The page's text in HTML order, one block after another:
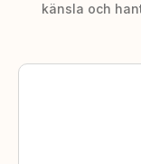
känsla och